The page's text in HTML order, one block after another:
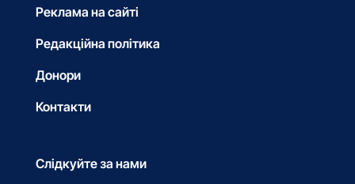
Реклама на сайті
Редакційна політика
Донори
Контакти
Слідкуйте за нами